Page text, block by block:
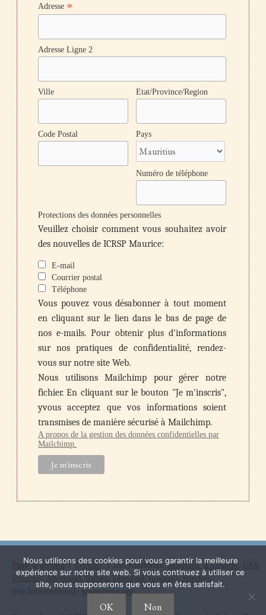
Adresse *
Adresse Ligne 2
Ville Etat/Province/Region
Code Postal Pays
Numéro de téléphone
Protections des données personnelles
Veuillez choisir comment vous souhaitez avoir
des nouvelles de ICRSP Maurice:
E-mail
Courrier postal
Téléphone
Vous pouvez vous désabonner à tout moment
en cliquant sur le lien dans le bas de page de
nos e-mails. Pour obtenir plus d'informations
sur nos pratiques de confidentialité, rendez-
vous sur notre site Web.
Nous utilisons Mailchimp pour gérer notre
fichier. En cliquant sur le bouton "Je m'inscris",
yvous acceptez que vos informations soient
transmises de manière sécurisé à Mailchimp.
A propos de la gestion des données confidentielles par
Mailchimp.
Page d'accueil|Contact| International:Missions d'Afrique, USA,
Français,Allemand, Italien, Espagnol,Japonais,Suédois
Site International : www.icrsp.org
Nous utilisons des cookies pour vous garantir la meilleure
expérience sur notre site web. Si vous continuez à utiliser ce
site, nous supposerons que vous en êtes satisfait.
OK Non